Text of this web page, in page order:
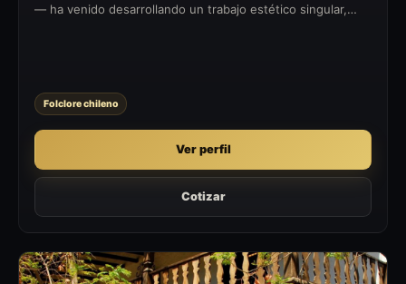
— ha venido desarrollando un trabajo estético singular,
Folclore chileno
Ver perfil
Cotizar